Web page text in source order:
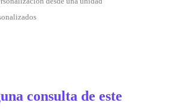
consulta de este